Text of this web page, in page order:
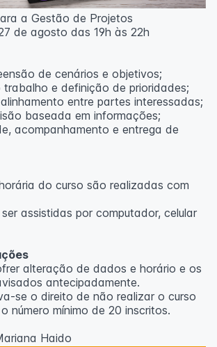
a Gestão de Projetos
de agosto das 19h às 22h
de cenários e objetivos;
e definição de prioridades;
entre partes interessadas;
baseada em informações;
acompanhamento e entrega de
do curso são realizadas com
assistidas por computador, celular
alteração de dados e horário e os
​​antecipadamente.
se o direito de não realizar o curso
número mínimo de 20 inscritos.
Haido